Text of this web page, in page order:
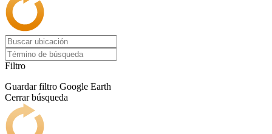
Filtro
Guardar filtro Google Earth
Cerrar búsqueda